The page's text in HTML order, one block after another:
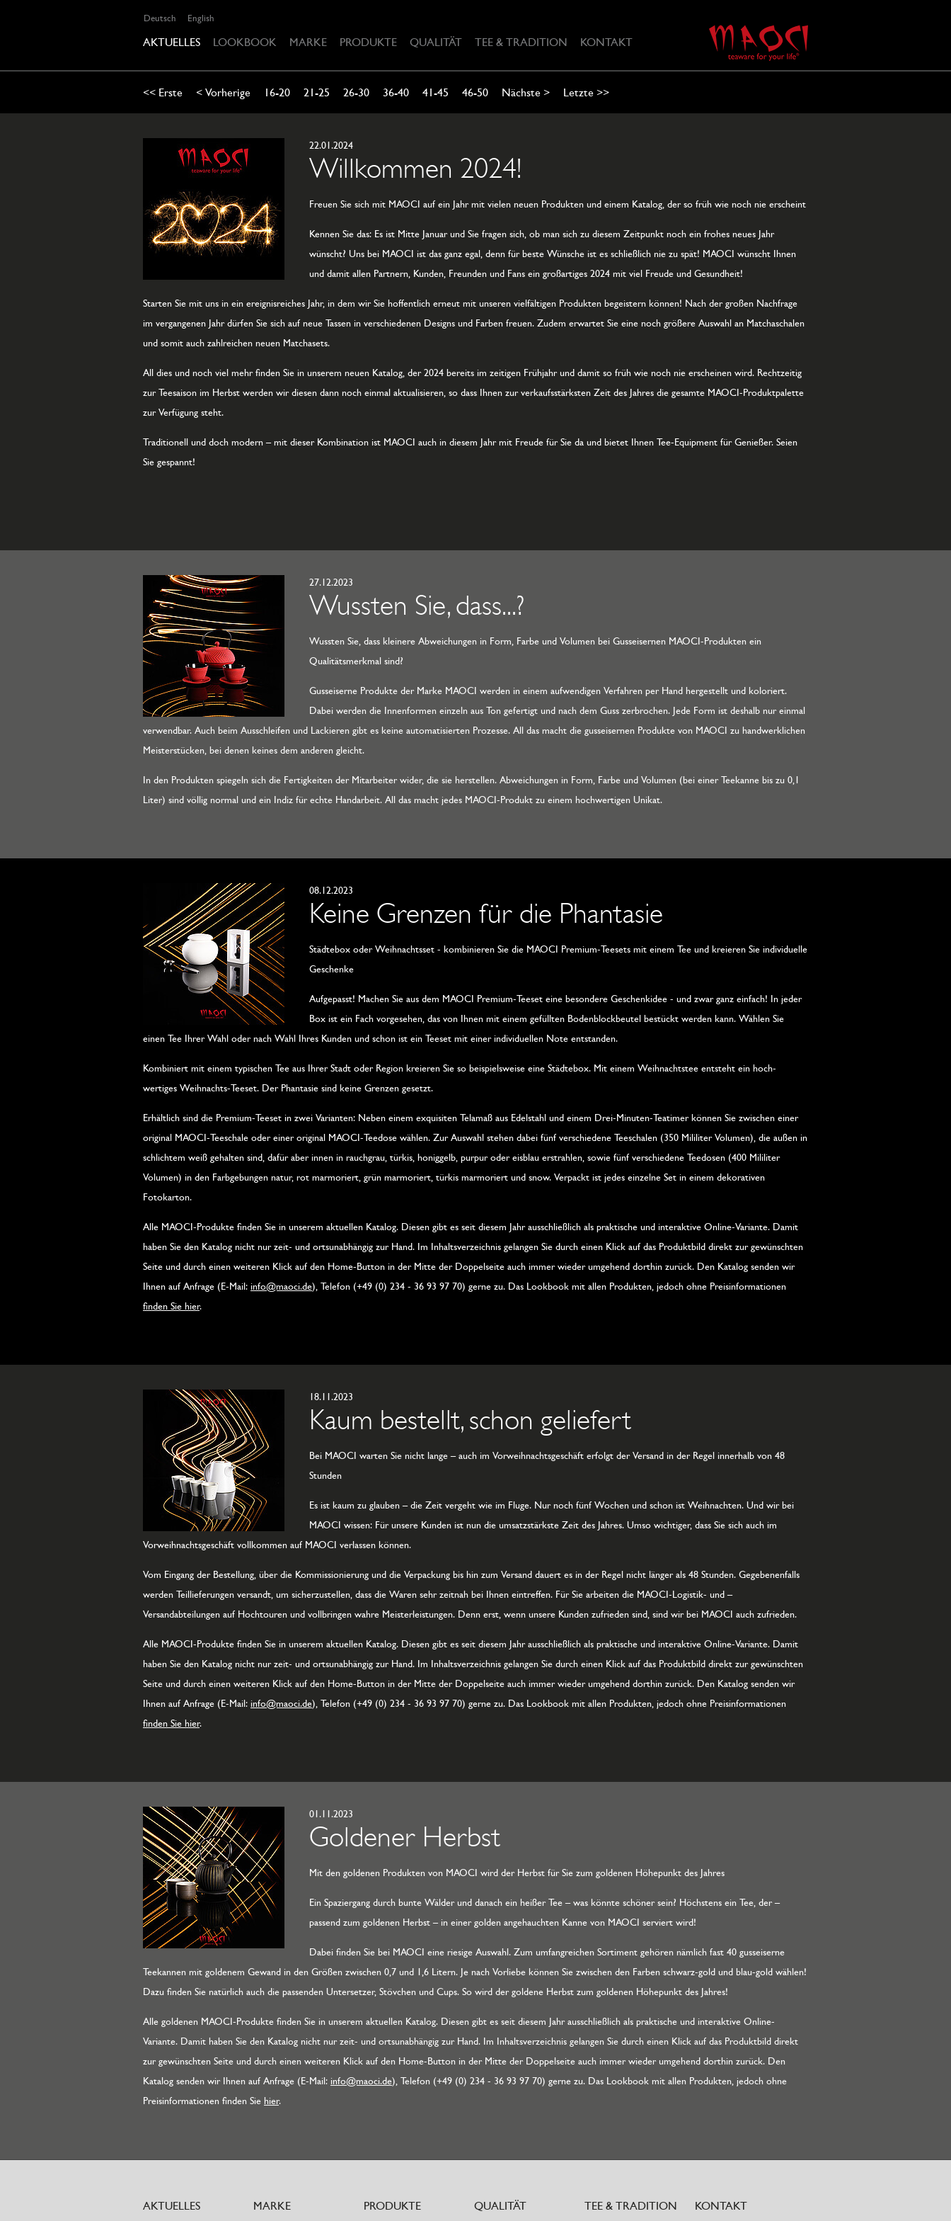
AKTUELLES LOOKBOOK MARKE PRODUKTE QUALITÄT TEE & TRADITION KONTAKT
<< Erste < Vorherige 16-20 21-25 26-30 36-40 41-45 46-50 Nächste > Letzte >>
22.01.2024
Willkommen 2024!
Freuen Sie sich mit MAOCI auf ein Jahr mit vielen neuen Produkten und einem Katalog, der so früh wie noch nie erscheint
Kennen Sie das: Es ist Mitte Januar und Sie fragen sich, ob man sich zu diesem Zeitpunkt noch ein frohes neues Jahr
wünscht? Uns bei MAOCI ist das ganz egal, denn für beste Wünsche ist es schließlich nie zu spät! MAOCI wünscht Ihnen
und damit allen Partnern, Kunden, Freunden und Fans ein großartiges 2024 mit viel Freude und Gesundheit!
Starten Sie mit uns in ein ereignisreiches Jahr, in dem wir Sie hoffentlich erneut mit unseren vielfältigen Produkten begeistern können! Nach der großen Nachfrage
im vergangenen Jahr dürfen Sie sich auf neue Tassen in verschiedenen Designs und Farben freuen. Zudem erwartet Sie eine noch größere Auswahl an Matchaschalen
und somit auch zahlreichen neuen Matchasets.
All dies und noch viel mehr finden Sie in unserem neuen Katalog, der 2024 bereits im zeitigen Frühjahr und damit so früh wie noch nie erscheinen wird. Rechtzeitig
zur Teesaison im Herbst werden wir diesen dann noch einmal aktualisieren, so dass Ihnen zur verkaufsstärksten Zeit des Jahres die gesamte MAOCI-Produktpalette
zur Verfügung steht.
Traditionell und doch modern – mit dieser Kombination ist MAOCI auch in diesem Jahr mit Freude für Sie da und bietet Ihnen Tee-Equipment für Genießer. Seien
Sie gespannt!
27.12.2023
Wussten Sie, dass...?
Wussten Sie, dass kleinere Abweichungen in Form, Farbe und Volumen bei Gusseisernen MAOCI-Produkten ein
Qualitätsmerkmal sind?
Gusseiserne Produkte der Marke MAOCI werden in einem aufwendigen Verfahren per Hand hergestellt und koloriert.
Dabei werden die Innenformen einzeln aus Ton gefertigt und nach dem Guss zerbrochen. Jede Form ist deshalb nur einmal
verwendbar. Auch beim Ausschleifen und Lackieren gibt es keine automatisierten Prozesse. All das macht die gusseisernen Produkte von MAOCI zu handwerklichen
Meisterstücken, bei denen keines dem anderen gleicht.
In den Produkten spiegeln sich die Fertigkeiten der Mitarbeiter wider, die sie herstellen. Abweichungen in Form, Farbe und Volumen (bei einer Teekanne bis zu 0,1
Liter) sind völlig normal und ein Indiz für echte Handarbeit. All das macht jedes MAOCI-Produkt zu einem hochwertigen Unikat.
08.12.2023
Keine Grenzen für die Phantasie
Städtebox oder Weihnachtsset - kombinieren Sie die MAOCI Premium-Teesets mit einem Tee und kreieren Sie individuelle
Geschenke
Aufgepasst! Machen Sie aus dem MAOCI Premium-Teeset eine besondere Geschenkidee - und zwar ganz einfach! In jeder
Box ist ein Fach vorgesehen, das von Ihnen mit einem gefüllten Bodenblockbeutel bestückt werden kann. Wählen Sie
einen Tee Ihrer Wahl oder nach Wahl Ihres Kunden und schon ist ein Teeset mit einer individuellen Note entstanden.
Kombiniert mit einem typischen Tee aus Ihrer Stadt oder Region kreieren Sie so beispielsweise eine Städtebox. Mit einem Weihnachtstee entsteht ein hoch-
wertiges Weihnachts-Teeset. Der Phantasie sind keine Grenzen gesetzt.
Erhältlich sind die Premium-Teeset in zwei Varianten: Neben einem exquisiten Telamaß aus Edelstahl und einem Drei-Minuten-Teatimer können Sie zwischen einer
original MAOCI-Teeschale oder einer original MAOCI-Teedose wählen. Zur Auswahl stehen dabei fünf verschiedene Teeschalen (350 Mililiter Volumen), die außen in
schlichtem weiß gehalten sind, dafür aber innen in rauchgrau, türkis, honiggelb, purpur oder eisblau erstrahlen, sowie fünf verschiedene Teedosen (400 Mililiter
Volumen) in den Farbgebungen natur, rot marmoriert, grün marmoriert, türkis marmoriert und snow. Verpackt ist jedes einzelne Set in einem dekorativen
Fotokarton.
Alle MAOCI-Produkte finden Sie in unserem aktuellen Katalog. Diesen gibt es seit diesem Jahr ausschließlich als praktische und interaktive Online-Variante. Damit
haben Sie den Katalog nicht nur zeit- und ortsunabhängig zur Hand. Im Inhaltsverzeichnis gelangen Sie durch einen Klick auf das Produktbild direkt zur gewünschten
Seite und durch einen weiteren Klick auf den Home-Button in der Mitte der Doppelseite auch immer wieder umgehend dorthin zurück. Den Katalog senden wir
Ihnen auf Anfrage (E-Mail: info@maoci.de), Telefon (+49 (0) 234 - 36 93 97 70) gerne zu. Das Lookbook mit allen Produkten, jedoch ohne Preisinformationen
finden Sie hier.
18.11.2023
Kaum bestellt, schon geliefert
Bei MAOCI warten Sie nicht lange – auch im Vorweihnachtsgeschäft erfolgt der Versand in der Regel innerhalb von 48
Stunden
Es ist kaum zu glauben – die Zeit vergeht wie im Fluge. Nur noch fünf Wochen und schon ist Weihnachten. Und wir bei
MAOCI wissen: Für unsere Kunden ist nun die umsatzstärkste Zeit des Jahres. Umso wichtiger, dass Sie sich auch im
Vorweihnachtsgeschäft vollkommen auf MAOCI verlassen können.
Vom Eingang der Bestellung, über die Kommissionierung und die Verpackung bis hin zum Versand dauert es in der Regel nicht länger als 48 Stunden. Gegebenenfalls
werden Teillieferungen versandt, um sicherzustellen, dass die Waren sehr zeitnah bei Ihnen eintreffen. Für Sie arbeiten die MAOCI-Logistik- und –
Versandabteilungen auf Hochtouren und vollbringen wahre Meisterleistungen. Denn erst, wenn unsere Kunden zufrieden sind, sind wir bei MAOCI auch zufrieden.
Alle MAOCI-Produkte finden Sie in unserem aktuellen Katalog. Diesen gibt es seit diesem Jahr ausschließlich als praktische und interaktive Online-Variante. Damit
haben Sie den Katalog nicht nur zeit- und ortsunabhängig zur Hand. Im Inhaltsverzeichnis gelangen Sie durch einen Klick auf das Produktbild direkt zur gewünschten
Seite und durch einen weiteren Klick auf den Home-Button in der Mitte der Doppelseite auch immer wieder umgehend dorthin zurück. Den Katalog senden wir
Ihnen auf Anfrage (E-Mail: info@maoci.de), Telefon (+49 (0) 234 - 36 93 97 70) gerne zu. Das Lookbook mit allen Produkten, jedoch ohne Preisinformationen
finden Sie hier.
01.11.2023
Goldener Herbst
Mit den goldenen Produkten von MAOCI wird der Herbst für Sie zum goldenen Höhepunkt des Jahres
Ein Spaziergang durch bunte Wälder und danach ein heißer Tee – was könnte schöner sein? Höchstens ein Tee, der –
passend zum goldenen Herbst – in einer golden angehauchten Kanne von MAOCI serviert wird!
Dabei finden Sie bei MAOCI eine riesige Auswahl. Zum umfangreichen Sortiment gehören nämlich fast 40 gusseiserne
Teekannen mit goldenem Gewand in den Größen zwischen 0,7 und 1,6 Litern. Je nach Vorliebe können Sie zwischen den Farben schwarz-gold und blau-gold wählen!
Dazu finden Sie natürlich auch die passenden Untersetzer, Stövchen und Cups. So wird der goldene Herbst zum goldenen Höhepunkt des Jahres!
Alle goldenen MAOCI-Produkte finden Sie in unserem aktuellen Katalog. Diesen gibt es seit diesem Jahr ausschließlich als praktische und interaktive Online-
Variante. Damit haben Sie den Katalog nicht nur zeit- und ortsunabhängig zur Hand. Im Inhaltsverzeichnis gelangen Sie durch einen Klick auf das Produktbild direkt
zur gewünschten Seite und durch einen weiteren Klick auf den Home-Button in der Mitte der Doppelseite auch immer wieder umgehend dorthin zurück. Den
Katalog senden wir Ihnen auf Anfrage (E-Mail: info@maoci.de), Telefon (+49 (0) 234 - 36 93 97 70) gerne zu. Das Lookbook mit allen Produkten, jedoch ohne
Preisinformationen finden Sie hier.
AKTUELLES MARKE PRODUKTE QUALITÄT TEE & TRADITION KONTAKT
Deutsch English